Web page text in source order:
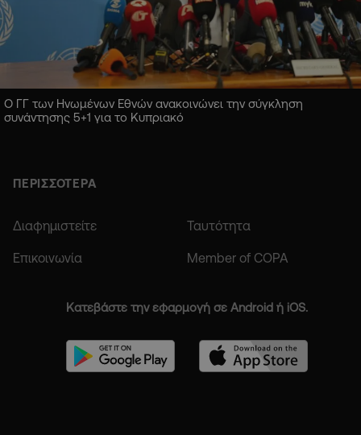
Ο ΓΓ των Ηνωμένων Εθνών ανακοινώνει την σύγκληση
συνάντησης 5+1 για το Κυπριακό
ΠΕΡΙΣΣΟΤΕΡΑ
Διαφημιστείτε Ταυτότητα
Επικοινωνία Member of COPA
Κατεβάστε την εφαρμογή σε Android ή iOS.